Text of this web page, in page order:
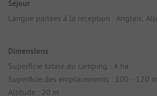
Séjour
Langue parlées à la réception : Anglais,
Dimensions
Superficie totale du camping : 4 ha
Superficie des emplacements : 100 - 120
Altitude : 20 m